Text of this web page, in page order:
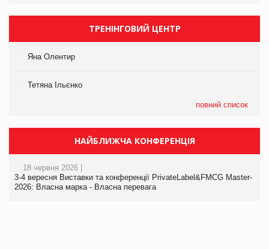
ТРЕНІНГОВИЙ ЦЕНТР
Яна Олентир
Тетяна Ільєнко
повний список
НАЙБЛИЖЧА КОНФЕРЕНЦІЯ
18 червня 2026 |
3-4 вересня Виставки та конференції PrivateLabel&FMCG Master-
2026: Власна марка - Власна перевага